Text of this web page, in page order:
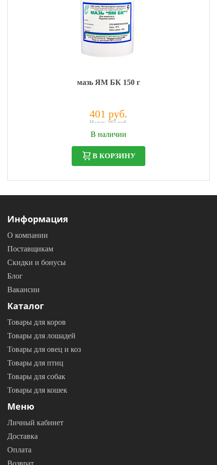
мазь ЯМ БК 150 г
401 руб.
Налог: 365 руб.
В наличии
В КОРЗИНУ
Информация
О компании
Поставщикам
Скидки и бонусы
Блог
Вакансии
Каталог
Товары для коров
Товары для лошадей
Товары для овец и коз
Товары для птиц
Товары для собак
Товары для кошек
Меню
Личный кабинет
Доставка
Оплата
Возврат